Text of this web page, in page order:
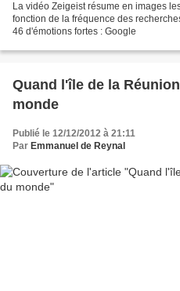
La vidéo Zeigeist résume en images
fonction de la fréquence des
46 d'émotions fortes : Google
Quand l'île de la
monde
Publié le 12/12/2012 à 21:11
Par Emmanuel de Reynal